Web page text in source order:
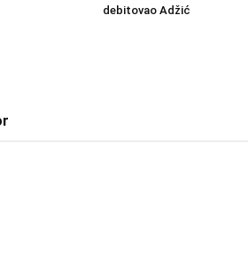
debitovao Adžić